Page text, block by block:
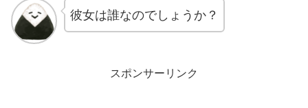
彼女は誰なのでしょうか？
スポンサーリンク